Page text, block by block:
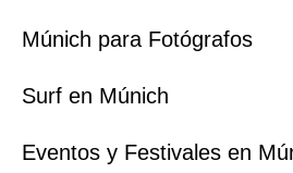
Múnich para Fotógrafos
Surf en Múnich
Eventos y Festivales en